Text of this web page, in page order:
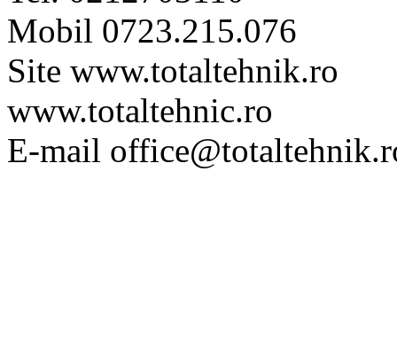
Mobil 0723.215.076
Site www.totaltehnik.ro
www.totaltehnic.ro
E-mail